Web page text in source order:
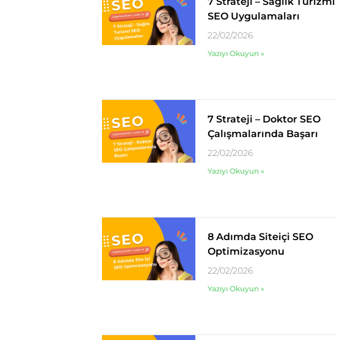
SEO Uygulamaları
22/02/2026
Yazıyı Okuyun »
7 Strateji – Doktor SEO
Çalışmalarında Başarı
22/02/2026
Yazıyı Okuyun »
8 Adımda Siteiçi SEO
Optimizasyonu
22/02/2026
Yazıyı Okuyun »